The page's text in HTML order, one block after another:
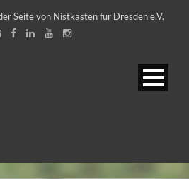
Seite von Nistkästen für Dresden e.V.